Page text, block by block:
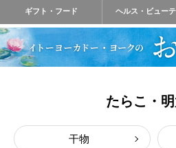
ギフト・フード ヘルス・ビュー
たらこ・
干物